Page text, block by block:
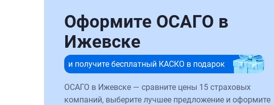
Оформите ОСАГО в
Ижевске
и получите бесплатный КАСКО в подарок
ОСАГО в Ижевске — сравните цены 15 страховых
компаний, выберите лучшее предложение и оформите